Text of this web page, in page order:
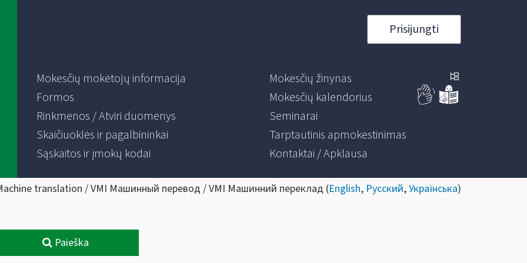
Prisijungti
Mokesčių mokėtojų informacija
Formos
Rinkmenos / Atviri duomenys
Skaičiuoklės ir pagalbininkai
Sąskaitos ir įmokų kodai
Mokesčių žinynas
Mokesčių kalendorius
Seminarai
Tarptautinis apmokestinimas
Kontaktai / Apklausa
translation / VMI Машинный перевод / VMI Машинний переклад (English, Русский,Українська)
Paieška